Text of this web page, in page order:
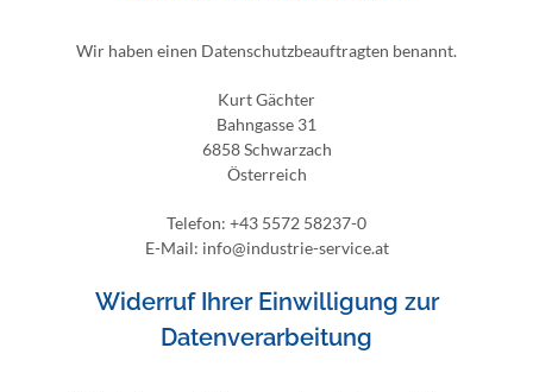
Wir haben einen Datenschutzbeauftragten benannt.
Kurt Gächter
Bahngasse 31
6858 Schwarzach
Österreich
Telefon: +43 5572 58237-0
E-Mail: info@industrie-service.at
Widerruf Ihrer Einwilligung zur
Datenverarbeitung